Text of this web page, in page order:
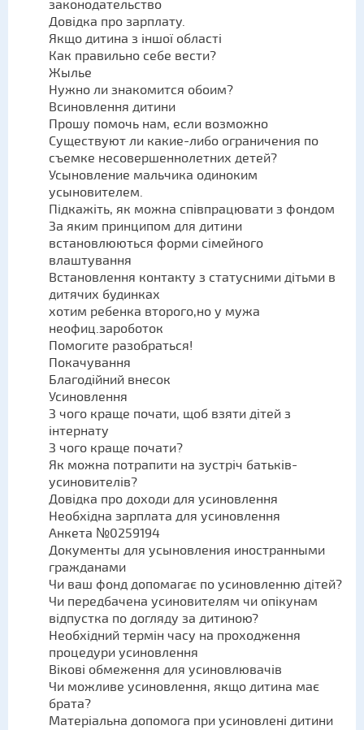
законодательство
Довідка про зарплату.
Якщо дитина з іншої області
Как правильно себе вести?
Жылье
Нужно ли знакомится обоим?
Всиновлення дитини
Прошу помочь нам, если возможно
Существуют ли какие-либо ограничения по
съемке несовершеннолетних детей?
Усыновление мальчика одиноким
усыновителем.
Підкажіть, як можна співпрацювати з фондом
За яким принципом для дитини
встановлюються форми сімейного
влаштування
Встановлення контакту з статусними дітьми в
дитячих будинках
хотим ребенка второго,но у мужа
неофиц.зароботок
Помогите разобраться!
Покачування
Благодійний внесок
Усиновлення
З чого краще почати, щоб взяти дітей з
інтернату
З чого краще почати?
Як можна потрапити на зустріч батьків-
усиновителів?
Довідка про доходи для усиновлення
Необхідна зарплата для усиновлення
Анкета №0259194
Документы для усыновления иностранными
гражданами
Чи ваш фонд допомагає по усиновленню дітей?
Чи передбачена усиновителям чи опікунам
відпустка по догляду за дитиною?
Необхідний термін часу на проходження
процедури усиновлення
Вікові обмеження для усиновлювачів
Чи можливе усиновлення, якщо дитина має
брата?
Матеріальна допомога при усиновлені дитини